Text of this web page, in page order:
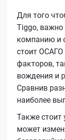
Для того
Tiggo,
компанию и
стоит ОСАГО
факторов,
вождения и
Сравнив
наиболее
Также стоит
может